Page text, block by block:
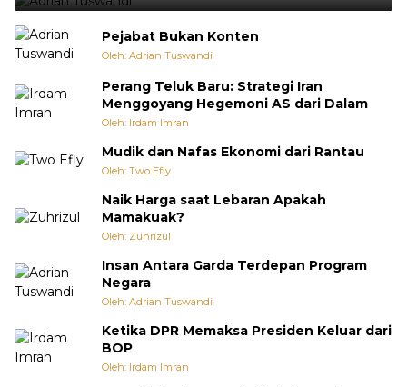
Pejabat Bukan Konten
Oleh: Adrian Tuswandi
Perang Teluk Baru: Strategi Iran
Menggoyang Hegemoni AS dari Dalam
Oleh: Irdam Imran
Mudik dan Nafas Ekonomi dari Rantau
Oleh: Two Efly
Naik Harga saat Lebaran Apakah
Mamakuak?
Oleh: Zuhrizul
Insan Antara Garda Terdepan Program
Negara
Oleh: Adrian Tuswandi
Ketika DPR Memaksa Presiden Keluar dari
BOP
Oleh: Irdam Imran